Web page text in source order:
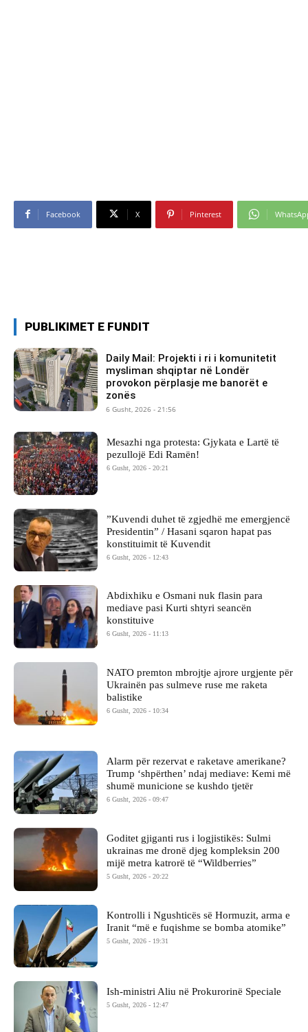
Facebook X Pinterest
PUBLIKIMET E FUNDIT
Daily Mail: Projekti i ri i komunitetit
mysliman shqiptar në Londër
provokon përplasje me banorët e
zonës
6 Gusht, 2026 - 21:56
Mesazhi nga protesta: Gjykata e Lartë të
pezullojë Edi Ramën!
6 Gusht, 2026 - 20:21
​”Kuvendi duhet të zgjedhë me emergjencë
Presidentin” / Hasani sqaron hapat pas
konstituimit të Kuvendit
6 Gusht, 2026 - 12:43
Abdixhiku e Osmani nuk flasin para
mediave pasi Kurti shtyri seancën
konstituive
6 Gusht, 2026 - 11:13
NATO premton mbrojtje ajrore urgjente për
Ukrainën pas sulmeve ruse me raketa
balistike
6 Gusht, 2026 - 10:34
Alarm për rezervat e raketave amerikane?
Trump ‘shpërthen’ ndaj mediave: Kemi më
shumë municione se kushdo tjetër
6 Gusht, 2026 - 09:47
Goditet gjiganti rus i logjistikës: Sulmi
ukrainas me dronë djeg kompleksin 200
mijë metra katrorë të “Wildberries”
5 Gusht, 2026 - 20:22
Kontrolli i Ngushticës së Hormuzit, arma e
Iranit “më e fuqishme se bomba atomike”
5 Gusht, 2026 - 19:31
Ish-ministri ​Aliu në Prokurorinë Speciale
5 Gusht, 2026 - 12:47